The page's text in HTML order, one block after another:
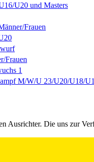
U20 und Masters
Frauen
Frauen
1
M/W/U 23/U20/U18/
Ausrichter. Die uns zur